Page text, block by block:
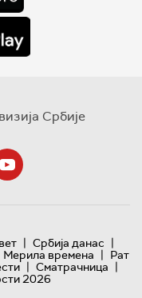
Србије
| Србија данас |
Мерила времена | Рат
| Сматрачница |
2026